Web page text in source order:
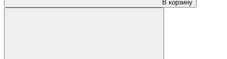
В корзину